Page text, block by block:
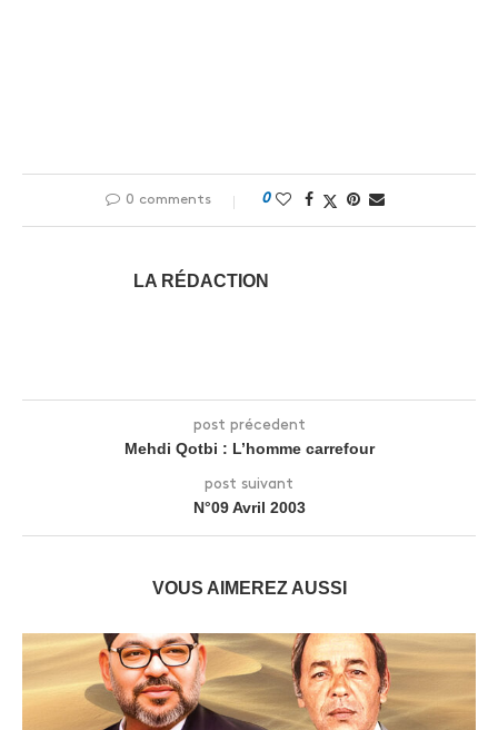
0 comments 0
LA RÉDACTION
post précedent
Mehdi Qotbi : L’homme carrefour
post suivant
N°09 Avril 2003
VOUS AIMEREZ AUSSI